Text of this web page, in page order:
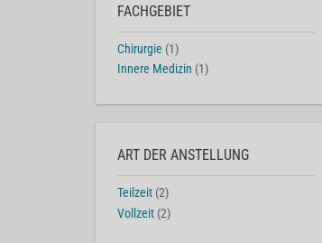
FACHGEBIET
Chirurgie (1)
Innere Medizin (1)
ART DER ANSTELLUNG
Teilzeit (2)
Vollzeit (2)